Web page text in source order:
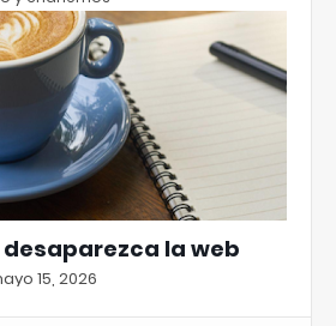
la web
15, 2026